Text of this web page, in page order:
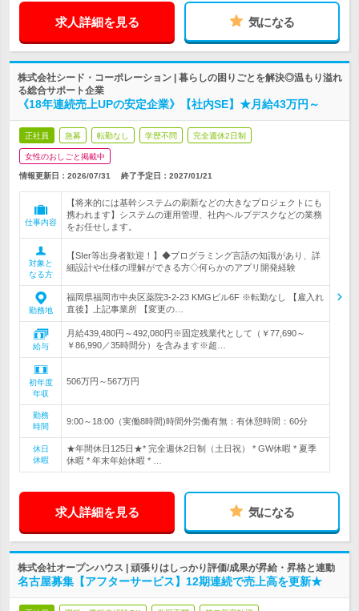
求人詳細を見る 気になる
株式会社シード・コーポレーション | 暮らしの困りごとを解決◎温もり溢れ
る総合サポート企業
《18年連続売上UPの安定企業》【社内SE】★月給43万円～
正社員 急募 転勤なし 学歴不問 完全週休2日制
女性のおしごと掲載中
情報更新日：2026/07/31 終了予定日： 2027/01/21
仕事内容
【将来的には基幹システムの刷新などの大きなプロジェクトにも
携われます】システムの運用管理、社内ヘルプデスクなどの業務
をお任せします。
対象と
なる方
【SIer等出身者歓迎！】◆プログラミング言語の知識があり、詳
細設計や仕様の理解ができる方◇何らかのアプリ開発経験
勤務地
福岡県福岡市中央区薬院3-2-23 KMGビル6F ※転勤なし 【雇入れ
直後】上記事業所 【変更の…
給与
月給439,480円～492,080円※固定残業代として（￥77,690～
￥86,990／35時間分）を含みます※超…
初年度
年収
506万円～567万円
勤務
時間
9:00～18:00（実働8時間)時間外労働有無：有休憩時間：60分
休日
休暇
★年間休日125日★* 完全週休2日制（土日祝） * GW休暇 * 夏季
休暇 * 年末年始休暇 * …
求人詳細を見る 気になる
株式会社オープンハウス | 頑張りはしっかり評価/成果が昇給・昇格と連動
名古屋募集【アフターサービス】12期連続で売上高を更新★